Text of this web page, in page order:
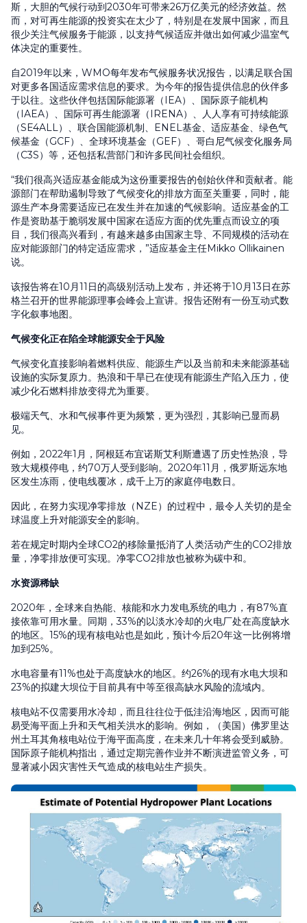
斯，大胆的气候行动到2030年可带来26万亿美元的经济效益。然
而，对可再生能源的投资实在太少了，特别是在发展中国家，而且
很少关注气候服务于能源，以支持气候适应并做出如何减少温室气
体决定的重要性。
自2019年以来，WMO每年发布气候服务状况报告，以满足联合国
对更多各国适应需求信息的要求。为今年的报告提供信息的伙伴多
于以往。这些伙伴包括国际能源署（IEA）、国际原子能机构
（IAEA）、国际可再生能源署（IRENA）、人人享有可持续能源
（SE4ALL）、联合国能源机制、ENEL基金、适应基金、绿色气
候基金（GCF）、全球环境基金（GEF）、哥白尼气候变化服务局
（C3S）等，还包括私营部门和许多民间社会组织。
“我们很高兴适应基金能成为这份重要报告的创始伙伴和贡献者。能
源部门在帮助遏制导致了气候变化的排放方面至关重要，同时，能
源生产本身需要适应已在发生并在加速的气候影响。适应基金的工
作是资助基于脆弱发展中国家在适应方面的优先重点而设立的项
目，我们很高兴看到，有越来越多由国家主导、不同规模的活动在
应对能源部门的特定适应需求，”适应基金主任Mikko Ollikainen
说。
该报告将在10月11日的高级别活动上发布，并还将于10月13日在苏
格兰召开的世界能源理事会峰会上宣讲。报告还附有一份互动式数
字化叙事地图。
气候变化正在陷全球能源安全于风险
气候变化直接影响着燃料供应、能源生产以及当前和未来能源基础
设施的实际复原力。热浪和干旱已在使现有能源生产陷入压力，使
减少化石燃料排放变得尤为重要。
极端天气、水和气候事件更为频繁，更为强烈，其影响已显而易
见。
例如，2022年1月，阿根廷布宜诺斯艾利斯遭遇了历史性热浪，导
致大规模停电，约70万人受到影响。2020年11月，俄罗斯远东地
区发生冻雨，使电线覆冰，成千上万的家庭停电数日。
因此，在努力实现净零排放（NZE）的过程中，最令人关切的是全
球温度上升对能源安全的影响。
若在规定时期内全球CO2的移除量抵消了人类活动产生的CO2排放
量，净零排放便可实现。净零CO2排放也被称为碳中和。
水资源稀缺
2020年，全球来自热能、核能和水力发电系统的电力，有87%直
接依靠可用水量。同期，33%的以淡水冷却的火电厂处在高度缺水
的地区。15%的现有核电站也是如此，预计今后20年这一比例将增
加到25%。
水电容量有11%也处于高度缺水的地区。约26%的现有水电大坝和
23%的拟建大坝位于目前具有中等至很高缺水风险的流域内。
核电站不仅需要用水冷却，而且往往位于低洼沿海地区，因而可能
易受海平面上升和天气相关洪水的影响。例如，（美国）佛罗里达
州土耳其角核电站位于海平面高度，在未来几十年将会受到威胁。
国际原子能机构指出，通过定期完善作业并不断演进监管义务，可
显著减小因灾害性天气造成的核电站生产损失。